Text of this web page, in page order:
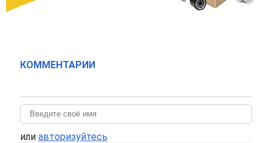
КОММЕНТАРИИ
или авторизуйтесь